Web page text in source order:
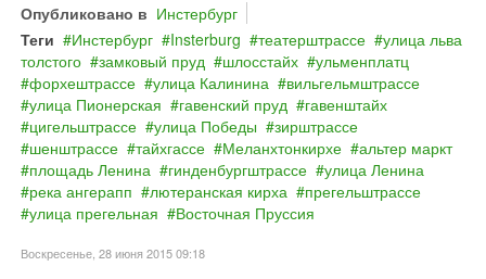
Опубликовано в Инстербург
Теги
Инстербург Insterburg театерштрассе
улица льва
толстого
замковый пруд шлосстайх
ульменплатц
форхештрассе
улица Калинина
вильгельмштрассе
улица Пионерская
гавенский пруд
гавенштайх
цигельштрассе
улица Победы
зирштрассе
шенштрассе
тайхгассе Меланхтонкирхе
альтер маркт
площадь Ленина
гинденбургштрассе
улица Ленина
река ангерапп
лютеранская кирха
прегельштрассе
улица прегельная
Восточная Пруссия
Воскресенье, 28 июня 2015 09:18